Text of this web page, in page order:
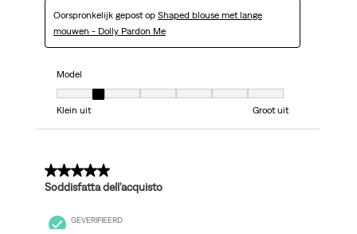
Oorspronkelijk gepost op Shaped blouse met lange
mouwen - Dolly Pardon Me
Model
Model, 2 van 7, waarbij 1 gelijk is aan Klein uit en 7 gelijk is aan Groot uit
Klein uit
Groot uit
4 van 5 sterren.
Soddisfatta dell'acquisto
GEVERIFIEERD